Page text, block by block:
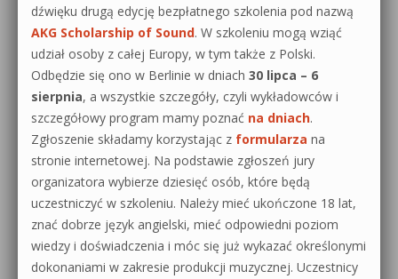
dźwięku drugą edycję bezpłatnego szkolenia pod nazwą
AKG Scholarship of Sound. W szkoleniu mogą wziąć
udział osoby z całej Europy, w tym także z Polski.
Odbędzie się ono w Berlinie w dniach 30 lipca – 6
sierpnia, a wszystkie szczegóły, czyli wykładowców i
szczegółowy program mamy poznać na dniach.
Zgłoszenie składamy korzystając z formularza na
stronie internetowej. Na podstawie zgłoszeń jury
organizatora wybierze dziesięć osób, które będą
uczestniczyć w szkoleniu. Należy mieć ukończone 18 lat,
znać dobrze język angielski, mieć odpowiedni poziom
wiedzy i doświadczenia i móc się już wykazać określonymi
dokonaniami w zakresie produkcji muzycznej. Uczestnicy